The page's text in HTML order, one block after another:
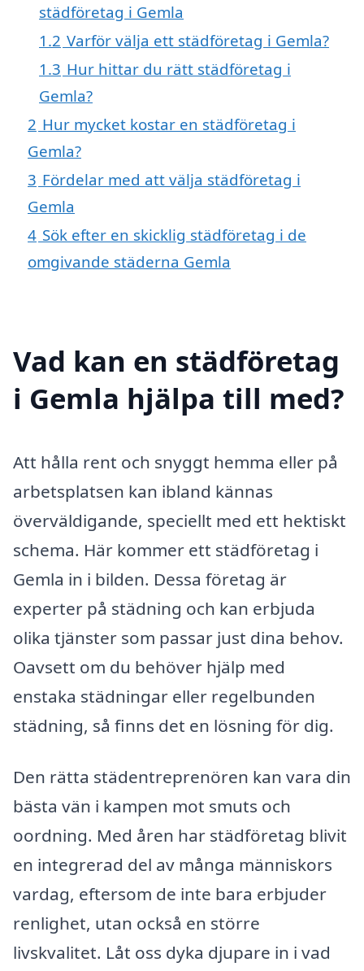
städföretag i Gemla
1.2 Varför välja ett städföretag i Gemla?
1.3 Hur hittar du rätt städföretag i
Gemla?
2 Hur mycket kostar en städföretag i
Gemla?
3 Fördelar med att välja städföretag i
Gemla
4 Sök efter en skicklig städföretag i de
omgivande städerna Gemla
Vad kan en städföretag
i Gemla hjälpa till med?
Att hålla rent och snyggt hemma eller på
arbetsplatsen kan ibland kännas
överväldigande, speciellt med ett hektiskt
schema. Här kommer ett städföretag i
Gemla in i bilden. Dessa företag är
experter på städning och kan erbjuda
olika tjänster som passar just dina behov.
Oavsett om du behöver hjälp med
enstaka städningar eller regelbunden
städning, så finns det en lösning för dig.
Den rätta städentreprenören kan vara din
bästa vän i kampen mot smuts och
oordning. Med åren har städföretag blivit
en integrerad del av många människors
vardag, eftersom de inte bara erbjuder
renlighet, utan också en större
livskvalitet. Låt oss dyka djupare in i vad